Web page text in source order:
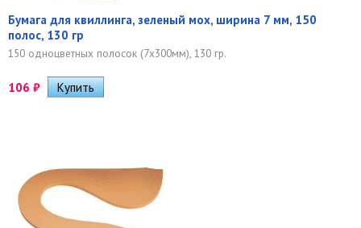
Бумага для квиллинга, зеленый мох, ширина 7 мм, 150
полос, 130 гр
150 одноцветных полосок (7х300мм), 130 гр.
106 ₽